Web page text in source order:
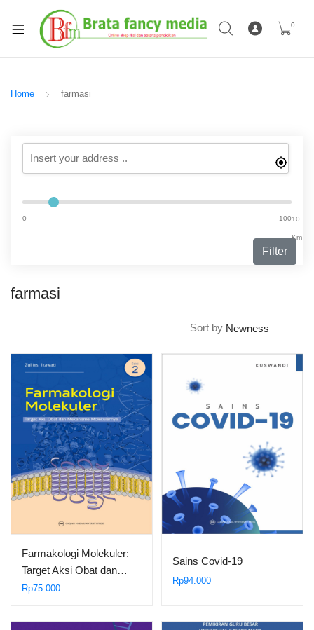
0
Home farmasi
0 10
Km
100
Filter
farmasi
Sort by
Farmakologi Molekuler:
Target Aksi Obat dan…
Rp75.000
Sains Covid-19
Rp94.000